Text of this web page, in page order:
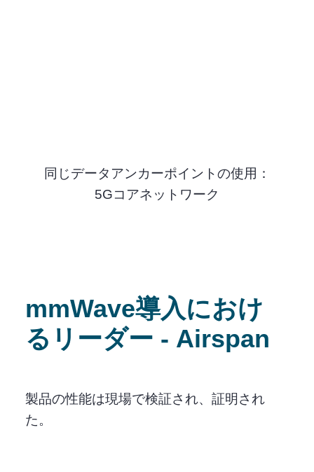
同じデータアンカーポイントの使用：
5Gコアネットワーク
mmWave導入におけ
るリーダー - Airspan
製品の性能は現場で検証され、証明され
た。